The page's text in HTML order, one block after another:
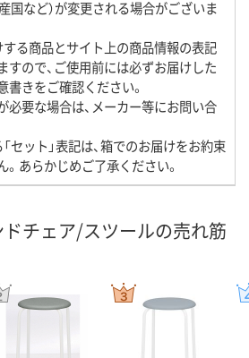
国など）が変更される場合がございま
する商品とサイト上の商品情報の表記
すので、ご使用前には必ずお届けした
きをご確認ください。
必要な場合は、メーカー等にお問い合
セット」表記は、箱でのお届けをお約束
あらかじめご了承ください。
チェア/スツールの売れ筋